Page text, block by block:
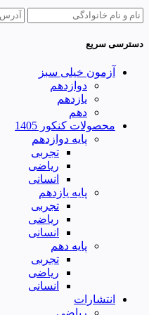
دسترسی سریع
آزمون خیلی سبز
دوازدهم
یازدهم
دهم
محصولات کنکور 1405
پایه دوازدهم
تجربی
ریاضی
انسانی
پایه یازدهم
تجربی
ریاضی
انسانی
پایه دهم
تجربی
ریاضی
انسانی
انتشارات